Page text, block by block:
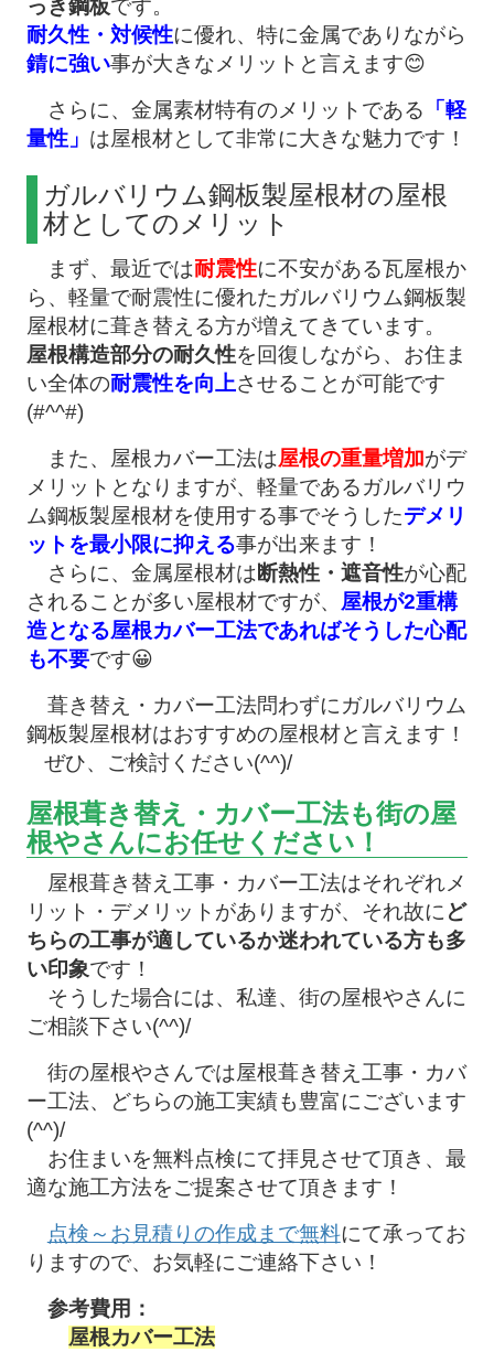
っき鋼板です。
耐久性・対候性に優れ、特に金属でありながら
錆に強い事が大きなメリットと言えます😊
さらに、金属素材特有のメリットである 「軽
量性」 は屋根材として非常に大きな魅力です！
ガルバリウム鋼板製屋根材の屋根
材としてのメリット
まず、最近では耐震性に不安がある瓦屋根か
ら、軽量で耐震性に優れたガルバリウム鋼板製
屋根材に葺き替える方が増えてきています。
屋根構造部分の耐久性を回復しながら、お住ま
い全体の耐震性を向上させることが可能です
(#^^#)
また、屋根カバー工法は屋根の重量増加がデ
メリットとなりますが、軽量であるガルバリウ
ム鋼板製屋根材を使用する事でそうしたデメリ
ットを最小限に抑える事が出来ます！
さらに、金属屋根材は断熱性・遮音性が心配
されることが多い屋根材ですが、
屋根が2重構
造となる屋根カバー工法であればそうした心配
も不要です😀
葺き替え・カバー工法問わずにガルバリウム
鋼板製屋根材はおすすめの屋根材と言えます！
ぜひ、ご検討ください(^^)/
屋根葺き替え・カバー工法も街の屋
根やさんにお任せください！
屋根葺き替え工事・カバー工法はそれぞれメ
リット・デメリットがありますが、それ故に ど
ちらの工事が適しているか迷われている方も多
い印象です！
そうした場合には、私達、街の屋根やさんに
ご相談下さい(^^)/
街の屋根やさんでは屋根葺き替え工事・カバ
ー工法、どちらの施工実績も豊富にございます
(^^)/
お住まいを無料点検にて拝見させて頂き、最
適な施工方法をご提案させて頂きます！
点検～お見積りの作成まで無料にて承ってお
りますので、お気軽にご連絡下さい！
参考費用：
屋根カバー工法